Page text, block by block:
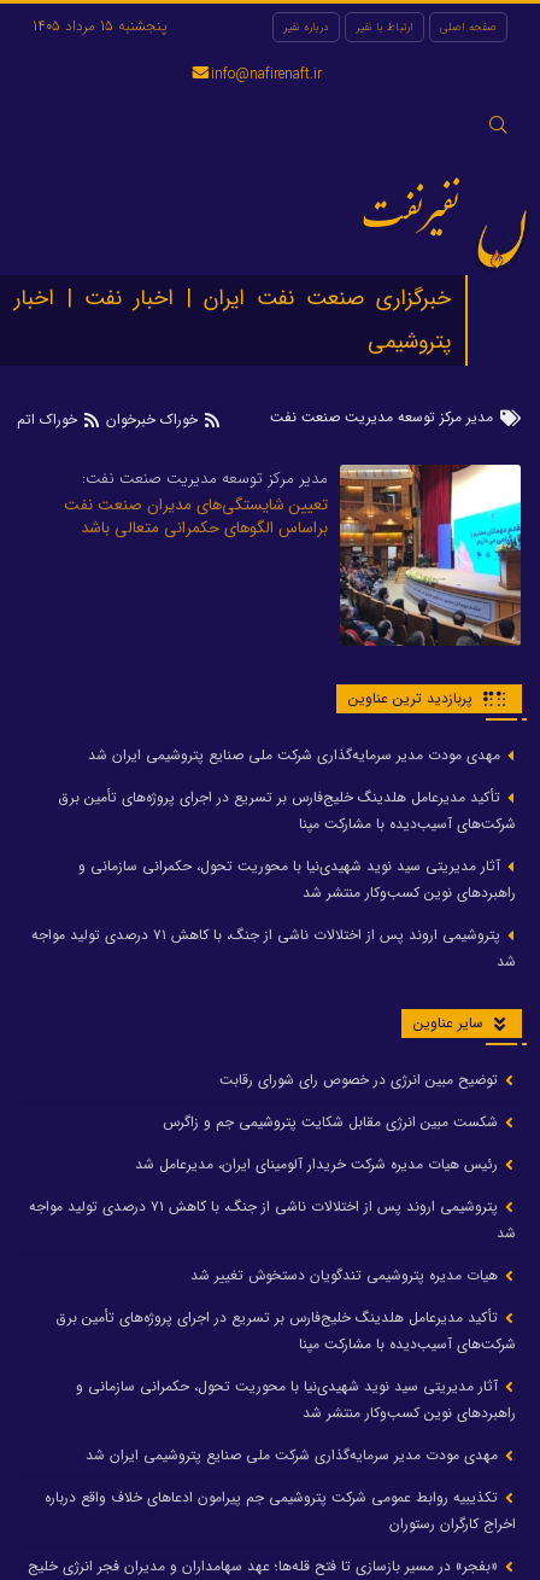
صفحه اصلی ارتباط با نفیر درباره نفیر
جستجو
پنجشنبه 15 مرداد 1405
info@nafirenaft.ir
نفیرنفت
خبرگزاری صنعت نفت ایران | اخبار نفت | اخبار
پتروشیمی
مدیر مرکز توسعه مدیریت صنعت نفت خوراک خبرخوان خوراک اتم
مدیر مرکز توسعه مدیریت صنعت نفت:
تعیین شایستگی‌های مدیران صنعت نفت
براساس الگوهای حکمرانی متعالی باشد
پربازدید ترین عناوین
مهدی مودت مدیر سرمایه‌گذاری شرکت ملی صنایع پتروشیمی ایران شد
تأکید مدیرعامل هلدینگ خلیج‌فارس بر تسریع در اجرای پروژه‌های تأمین برق
شرکت‌های آسیب‌دیده با مشارکت مپنا
آثار مدیریتی سید نوید شهیدی‌نیا با محوریت تحول، حکمرانی سازمانی و
راهبردهای نوین کسب‌وکار منتشر شد
پتروشیمی اروند پس از اختلالات ناشی از جنگ، با کاهش ۷۱ درصدی تولید مواجه
شد
سایر عناوین
توضیح مبین انرژی در خصوص رای شورای رقابت
شکست مبین انرژی مقابل شکایت پتروشیمی جم و زاگرس
رئیس هیات مدیره شرکت خریدار آلومینای ایران، مدیرعامل شد
پتروشیمی اروند پس از اختلالات ناشی از جنگ، با کاهش ۷۱ درصدی تولید مواجه
شد
هیات مدیره پتروشیمی تندگویان دستخوش تغییر شد
تأکید مدیرعامل هلدینگ خلیج‌فارس بر تسریع در اجرای پروژه‌های تأمین برق
شرکت‌های آسیب‌دیده با مشارکت مپنا
آثار مدیریتی سید نوید شهیدی‌نیا با محوریت تحول، حکمرانی سازمانی و
راهبردهای نوین کسب‌وکار منتشر شد
مهدی مودت مدیر سرمایه‌گذاری شرکت ملی صنایع پتروشیمی ایران شد
تکذیبیه روابط عمومی شرکت پتروشیمی جم پیرامون ادعاهای خلاف واقع درباره
اخراج کارگران رستوران
«بفجر» در مسیر بازسازی تا فتح قله‌ها؛ عهد سهامداران و مدیران فجر انرژی خلیج